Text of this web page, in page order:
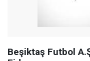
Beşiktaş Futbol